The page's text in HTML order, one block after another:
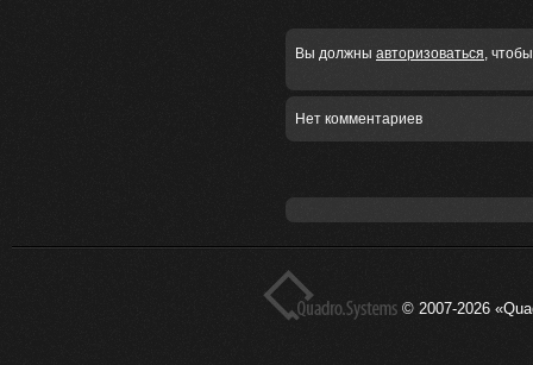
Вы должны авторизоваться,
Нет комментариев
© 2007-2026